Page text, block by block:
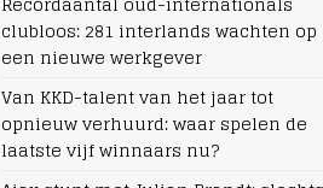
clubloos: 281 interlands wachten op
een nieuwe werkgever
Van KKD-talent van het jaar tot
opnieuw verhuurd: waar spelen de
laatste vijf winnaars nu?